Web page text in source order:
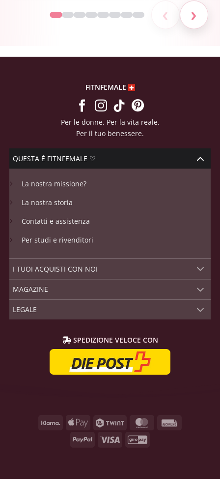
‹ ›
FITNFEMALE
Per le donne. Per la vita reale.
Per il tuo benessere.
QUESTA È FITNFEMALE ♡
La nostra missione?
La nostra storia
Contatti e assistenza
Per studi e rivenditori
I TUOI ACQUISTI CON NOI
MAGAZINE
LEGALE
SPEDIZIONE VELOCE CON
Klarna
Apple
Twint MasterCard
PayPal
Visa GiroPay